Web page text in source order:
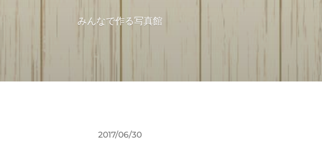
みんなで作る写真館
2017/06/30